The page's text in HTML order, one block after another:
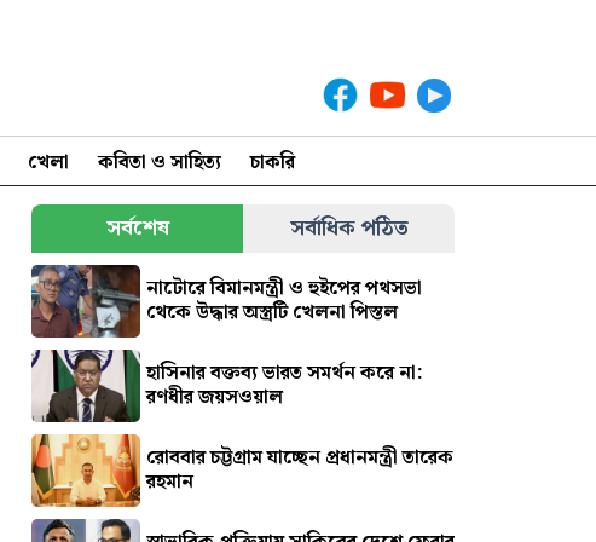
খেলা কবিতা ও সাহিত্য চাকরি
সর্বশেষ সর্বাধিক পঠিত
নাটোরে বিমানমন্ত্রী ও হুইপের পথসভা
থেকে উদ্ধার অস্ত্রটি খেলনা পিস্তল
হাসিনার বক্তব্য ভারত সমর্থন করে না:
রণধীর জয়সওয়াল
রোববার চট্টগ্রাম যাচ্ছেন প্রধানমন্ত্রী তারেক
রহমান